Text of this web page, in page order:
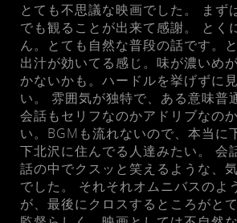
とても不思議な映画でした。 まず
でも観ることが出来て感謝。 とく
ん。とても自然な普段の話です。
出汁が効いてる感じ。味が濃いめ
かないかも。ハードルを挙げずに
い。 雰囲気が独特で、ある意味普
会話もセリフなのかアドリブなの
い。BGMも流れないので、本当に
下北沢に住んでる人達みたい。 会
話の中でクスッと笑えるような、
でした。 それそれオムニバスのよ
が、最後にクロスするところがと